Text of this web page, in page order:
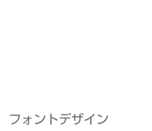
フォントデザイン